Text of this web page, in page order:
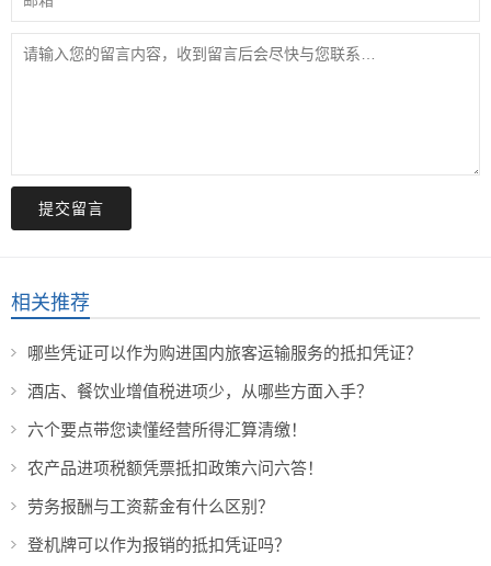
提交留言
相关推荐
哪些凭证可以作为购进国内旅客运输服务的抵扣凭证？
酒店、餐饮业增值税进项少，从哪些方面入手？
六个要点带您读懂经营所得汇算清缴！
农产品进项税额凭票抵扣政策六问六答！
劳务报酬与工资薪金有什么区别？
登机牌可以作为报销的抵扣凭证吗？